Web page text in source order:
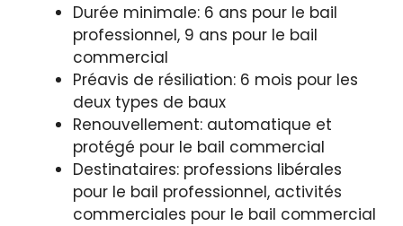
Durée minimale: 6 ans pour le bail
professionnel, 9 ans pour le bail
commercial
Préavis de résiliation: 6 mois pour les
deux types de baux
Renouvellement: automatique et
protégé pour le bail commercial
Destinataires: professions libérales
pour le bail professionnel, activités
commerciales pour le bail commercial